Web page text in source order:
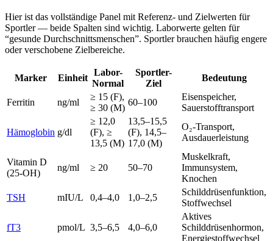
Hier ist das vollständige Panel mit Referenz- und Zielwerten für
Sportler — beide Spalten sind wichtig. Laborwerte gelten für
“gesunde Durchschnittsmenschen”. Sportler brauchen häufig engere
oder verschobene Zielbereiche.
Marker Einheit
Labor-
Normal
Sportler-
Ziel
Bedeutung
Ferritin ng/ml
≥ 15 (F),
≥ 30 (M)
60–100
Eisenspeicher,
Sauerstofftransport
Hämoglobin g/dl
≥ 12,0
(F), ≥
13,5 (M)
13,5–15,5
(F), 14,5–
17,0 (M)
O₂-Transport,
Ausdauerleistung
Vitamin D
(25-OH)
ng/ml ≥ 20 50–70
Muskelkraft,
Immunsystem,
Knochen
TSH
mIU/L 0,4–4,0 1,0–2,5
Schilddrüsenfunktion,
Stoffwechsel
fT3 pmol/L 3,5–6,5 4,0–6,0
Aktives
Schilddrüsenhormon,
Energiestoffwechsel